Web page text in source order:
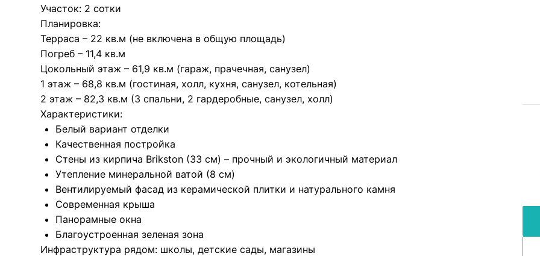
Участок: 2 сотки
Планировка:
Терраса – 22 кв.м (не включена в общую площадь)
Погреб – 11,4 кв.м
Цокольный этаж – 61,9 кв.м (гараж, прачечная, санузел)
1 этаж – 68,8 кв.м (гостиная, холл, кухня, санузел, котельная)
2 этаж – 82,3 кв.м (3 спальни, 2 гардеробные, санузел, холл)
Характеристики:
Белый вариант отделки
Качественная постройка
Стены из кирпича Brikston (33 см) – прочный и экологичный материал
Утепление минеральной ватой (8 см)
Вентилируемый фасад из керамической плитки и натурального камня
Современная крыша
Панорамные окна
Благоустроенная зеленая зона
Инфраструктура рядом: школы, детские сады, магазины